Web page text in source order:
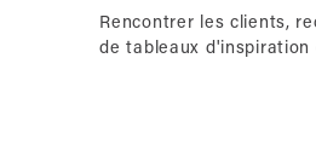
Rencontrer les clients,
de tableaux d'inspiration